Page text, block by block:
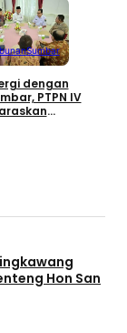
Sumbar
dengan
PTPN IV
Daerah
Hon San